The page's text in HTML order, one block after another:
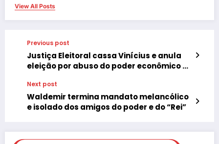
View All Posts
Previous post
Justiça Eleitoral cassa Vinícius e anula
eleição por abuso do poder econômico e
Next post
Waldemir termina mandato melancólico
e isolado dos amigos do poder e do “Rei”